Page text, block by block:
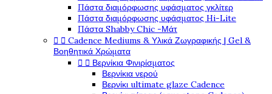
Πάστα διαμόρφωσης υφάσματος γκλίτερ
Πάστα διαμόρφωσης υφάσματος Hi-Lite
Πάστα Shabby Chic -Μάτ
  Cadence Mediums & Υλικά Ζωγραφικής | Gel &
Βοηθητικά Χρώματα
  Βερνίκια Φινιρίσματος
Βερνίκια νερού
Βερνίκι ultimate glaze Cadence